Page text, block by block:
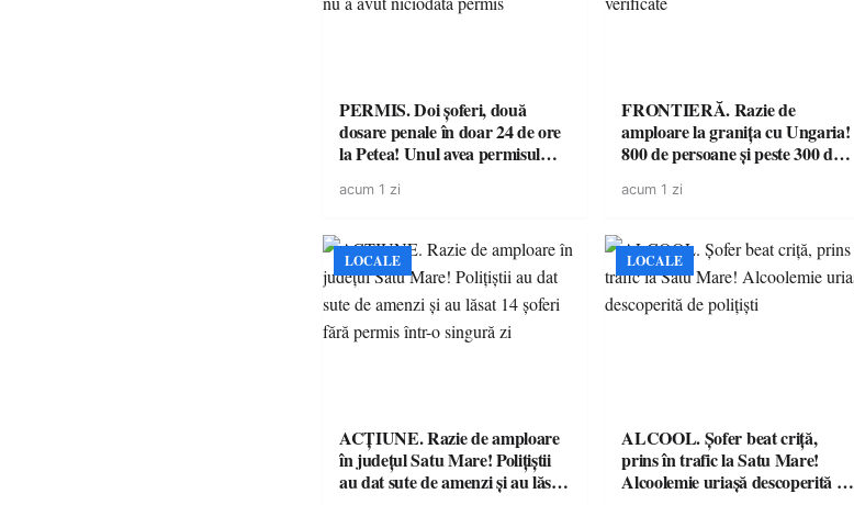
PERMIS. Doi șoferi, două
dosare penale în doar 24 de ore
la Petea! Unul avea permisul
niciodată permis
acum 1 zi
FRONTIERĂ. Razie de
amploare la granița cu Ungaria!
800 de persoane și peste 300 de
acum 1 zi
LOCALE
ACȚIUNE. Razie de amploare
în județul Satu Mare! Polițiștii
au dat sute de amenzi și au lăsat
LOCALE
ALCOOL. Șofer beat criță,
prins în trafic la Satu Mare!
Alcoolemie uriașă descoperită de